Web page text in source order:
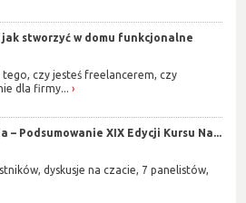
jak stworzyć w domu funkcjonalne
tego, czy jesteś freelancerem, czy
dla firmy...
– Podsumowanie XIX Edycji Kursu Na...
dyskusje na czacie, 7 panelistów,